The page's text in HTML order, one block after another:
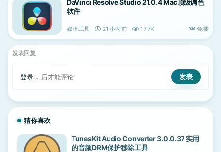
DaVinci Resolve Studio 21.0.4 Mac顶级调色
软件
媒体工具 21 小时前 17.7K 免费
发表回复
登录... 后才能评论
猜你喜欢
TunesKit Audio Converter 3.0.0.37 实用
的音频DRM保护移除工具